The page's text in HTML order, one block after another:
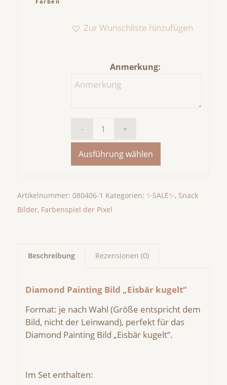
Zur Wunschliste hinzufügen
Anmerkung:
Ausführung wählen
Artikelnummer: 080406-1 Kategorien: ✨SALE✨, Snack
Bilder, Farbenspiel der Pixel
Beschreibung Rezensionen (0)
Diamond Painting Bild „Eisbär kugelt“
Format: je nach Wahl (Größe entspricht dem
Bild, nicht der Leinwand), perfekt für das
Diamond Painting Bild „Eisbär kugelt“.
Im Set enthalten: